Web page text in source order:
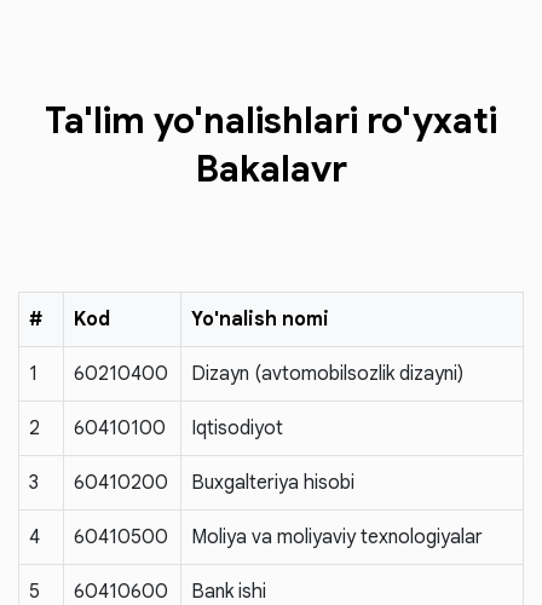
Ta'lim yo'nalishlari ro'yxati
Bakalavr
# Kod Yo'nalish nomi
1 60210400 Dizayn (avtomobilsozlik dizayni)
2 60410100 Iqtisodiyot
3 60410200 Buxgalteriya hisobi
4 60410500 Moliya va moliyaviy texnologiyalar
5 60410600 Bank ishi